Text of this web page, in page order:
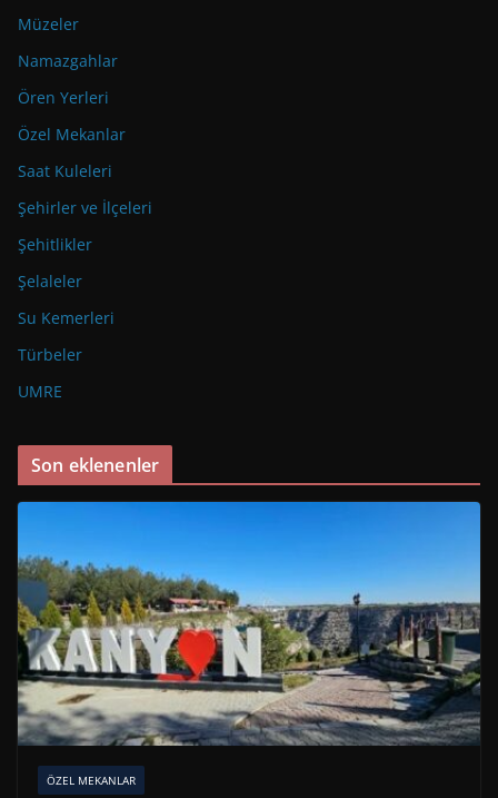
Müzeler
Namazgahlar
Ören Yerleri
Özel Mekanlar
Saat Kuleleri
Şehirler ve İlçeleri
Şehitlikler
Şelaleler
Su Kemerleri
Türbeler
UMRE
Son eklenenler
ÖZEL MEKANLAR